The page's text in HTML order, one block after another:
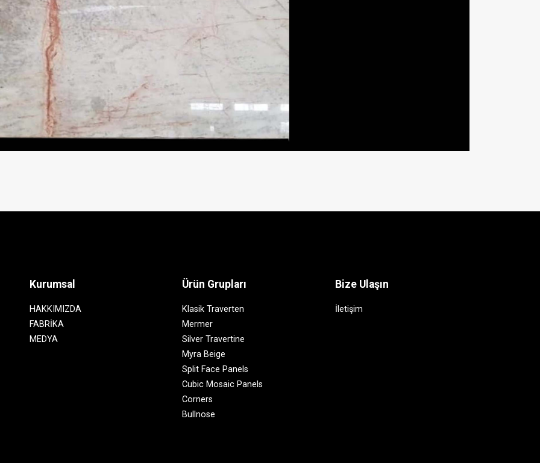
Kurumsal
HAKKIMIZDA
FABRİKA
MEDYA
Ürün Grupları
Klasik Traverten
Mermer
Silver Travertine
Myra Beige
Split Face Panels
Cubic Mosaic Panels
Corners
Bullnose
Bize Ulaşın
İletişim